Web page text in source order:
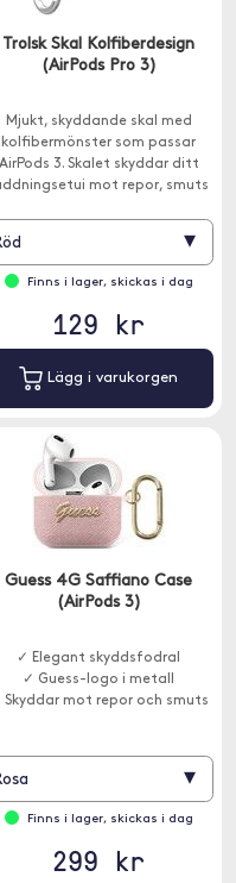
Trolsk Skal Kolfiberdesign
(AirPods Pro 3)
Mjukt, skyddande skal med
kolfibermönster som passar
AirPods 3. Skalet skyddar ditt
mot repor, smuts
▾
Finns i lager, skickas i dag
129 kr
Lägg i varukorgen
Guess 4G Saffiano Case
(AirPods 3)
✓ Elegant skyddsfodral
✓ Guess-logo i metall
Skyddar mot repor och smuts
▾
Finns i lager, skickas i dag
299 kr